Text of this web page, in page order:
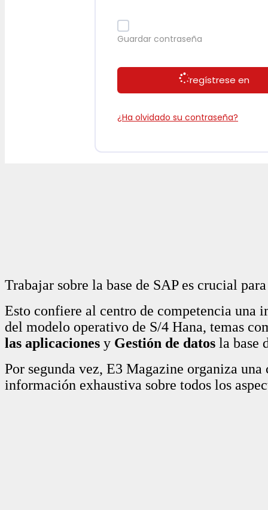
Guardar contraseña
regístrese en
¿Ha olvidado su contraseña?
Trabajar sobre la base de SAP es crucial
Esto confiere al centro de competencia una
del modelo operativo de S/4 Hana, temas
las aplicaciones y Gestión de datos la base
Por segunda vez, E3 Magazine organiza
información exhaustiva sobre todos los